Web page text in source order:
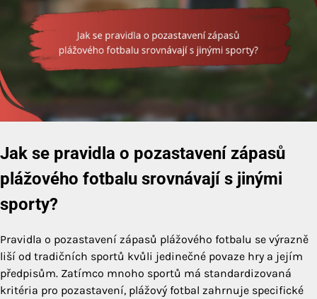
Jak se pravidla o pozastavení zápasů
plážového fotbalu srovnávají s jinými
sporty?
Pravidla o pozastavení zápasů plážového fotbalu se výrazně
liší od tradičních sportů kvůli jedinečné povaze hry a jejím
předpisům. Zatímco mnoho sportů má standardizovaná
kritéria pro pozastavení, plážový fotbal zahrnuje specifické